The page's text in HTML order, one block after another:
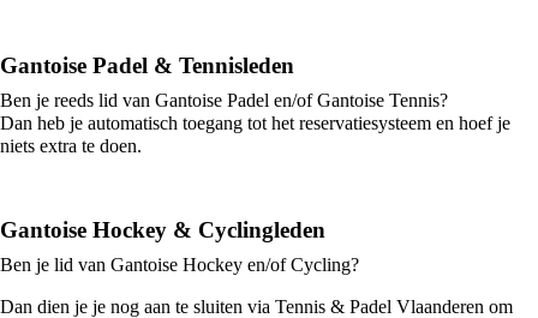
Gantoise Padel & Tennisleden
Ben je reeds lid van Gantoise Padel en/of Gantoise Tennis?
Dan heb je automatisch toegang tot het reservatiesysteem en hoef je
niets extra te doen.
Gantoise Hockey & Cyclingleden
Ben je lid van Gantoise Hockey en/of Cycling?
Dan dien je je nog aan te sluiten via Tennis & Padel Vlaanderen om